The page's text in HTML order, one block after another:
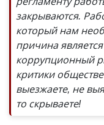
закрываются.
который нам
причина
коррупционный
критики
выезжаете, не
то скрываете!